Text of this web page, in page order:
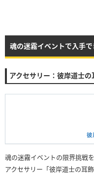
魂の迷霧イベントで入手
アクセサリー：彼岸道士の
彼
魂の迷霧イベントの限界挑戦
アクセサリー「彼岸道士の耳